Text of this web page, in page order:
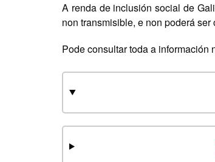
A renda de inclusión social de
non transmisible, e non poderá
Pode consultar toda a información